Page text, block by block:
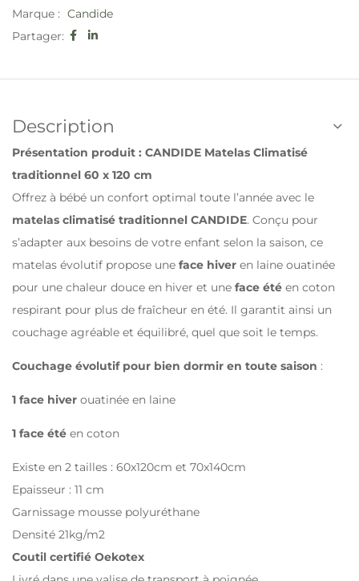
Marque : Candide
Partager:
Description
Présentation produit : CANDIDE Matelas Climatisé
traditionnel 60 x 120 cm
Offrez à bébé un confort optimal toute l’année avec le
matelas climatisé traditionnel CANDIDE. Conçu pour
s’adapter aux besoins de votre enfant selon la saison, ce
matelas évolutif propose une face hiver en laine ouatinée
pour une chaleur douce en hiver et une face été en coton
respirant pour plus de fraîcheur en été. Il garantit ainsi un
couchage agréable et équilibré, quel que soit le temps.
Couchage évolutif pour bien dormir en toute saison :
1 face hiver ouatinée en laine
1 face été en coton
Existe en 2 tailles : 60x120cm et 70x140cm
Epaisseur : 11 cm
Garnissage mousse polyuréthane
Densité 21kg/m2
Coutil certifié Oekotex